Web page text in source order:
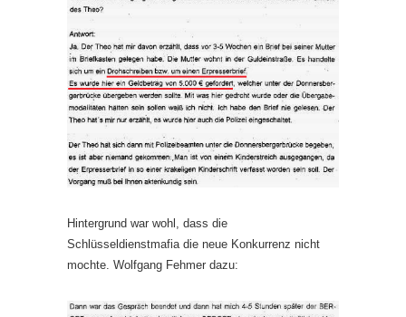
Hintergrund war wohl, dass die
Schlüsseldienstmafia die neue Konkurrenz nicht
mochte. Wolfgang Fehmer dazu: